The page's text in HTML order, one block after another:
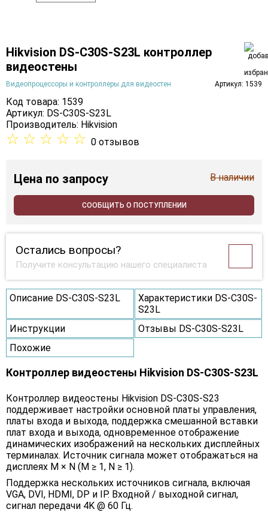
Hikvision DS-C30S-S23L контроллер
видеостены
Видеопроцессоры и контроллеры для видеостен Артикул: 1539
Код товара: 1539
Артикул: DS-C30S-S23L
Производитель: Hikvision
☆ ☆ ☆ ☆ ☆ 0 отзывов
Цена по запросу В наличии
СООБЩИТЬ О ПОСТУПЛЕНИИ
Остались вопросы?
Получите консультацию нашего специалиста
Описание DS-C30S-S23L
Характеристики DS-C30S-
S23L
Инструкции
Отзывы DS-C30S-S23L
Похожие
Контроллер видеостены Hikvision DS-C30S-S23L
Контроллер видеостены Hikvision DS-C30S-S23
поддерживает настройки основной платы управления,
платы входа и выхода, поддержка смешанной вставки
плат входа и выхода, одновременное отображение
динамических изображений на нескольких дисплейных
терминалах. Источник сигнала может отображаться на
дисплеях M × N (M ≥ 1, N ≥ 1).
Поддержка нескольких источников сигнала, включая
VGA, DVI, HDMI, DP и IP. Входной / выходной сигнал,
сигнал передачи 4K @ 60 Гц.